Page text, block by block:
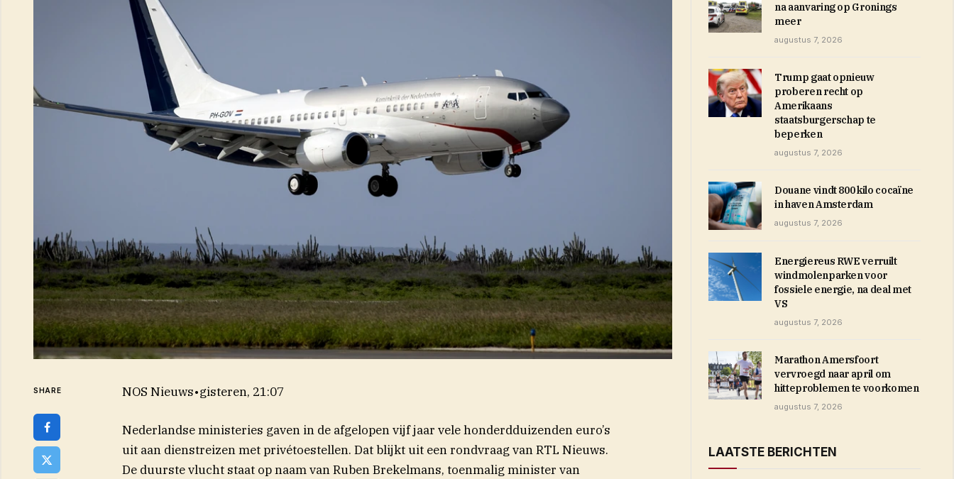
SHARE NOS Nieuws•gisteren, 21:07
Nederlandse ministeries gaven in de afgelopen vijf jaar vele honderdduizenden euro’s
uit aan dienstreizen met privétoestellen. Dat blijkt uit een rondvraag van RTL Nieuws(opent in nieuw venster)
.
De duurste vlucht staat op naam van Ruben Brekelmans, toenmalig minister van
na aanvaring op Gronings
meer
augustus 7, 2026
Trump gaat opnieuw
proberen recht op
Amerikaans
staatsburgerschap te
beperken
augustus 7, 2026
Douane vindt 800 kilo cocaïne
in haven Amsterdam
augustus 7, 2026
Energiereus RWE verruilt
windmolenparken voor
fossiele energie, na deal met
VS
augustus 7, 2026
Marathon Amersfoort
vervroegd naar april om
hitteproblemen te voorkomen
augustus 7, 2026
LAATSTE BERICHTEN